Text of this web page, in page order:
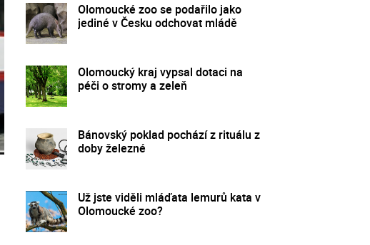
Olomoucké zoo se podařilo jako
jediné v Česku odchovat mládě
Olomoucký kraj vypsal dotaci na
péči o stromy a zeleň
Bánovský poklad pochází z rituálu z
doby železné
Už jste viděli mláďata lemurů kata v
Olomoucké zoo?